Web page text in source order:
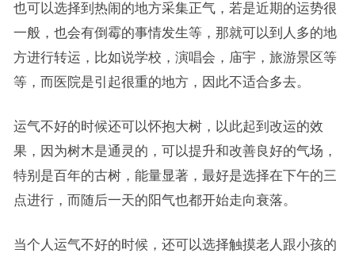
也可以选择到热闹的地方采集正气，若是近期的运势很
一般，也会有倒霉的事情发生等，那就可以到人多的地
方进行转运，比如说学校，演唱会，庙宇，旅游景区等
等，而医院是引起很重的地方，因此不适合多去。
运气不好的时候还可以怀抱大树，以此起到改运的效
果，因为树木是通灵的，可以提升和改善良好的气场，
特别是百年的古树，能量显著，最好是选择在下午的三
点进行，而随后一天的阳气也都开始走向衰落。
当个人运气不好的时候，还可以选择触摸老人跟小孩的